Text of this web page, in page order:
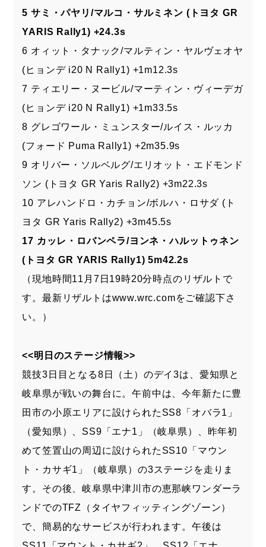
5 サミ・パヤリ/マルコ・サルミネン (トヨタ GR
YARIS Rally1) +24.3s
6 オィット・タナック/マルティン・ヤルヴェオヤ
(ヒョンデ i20 N Rally1) +1m12.3s
7 ティエリー・ヌービル/マーティン・ヴィーデガ
(ヒョンデ i20 N Rally1) +1m33.5s
8 グレゴワール・ミュンスター/ルイス・ルッカ
(フォード Puma Rally1) +2m35.9s
9 オリバー・ソルベルグ/エリオット・エドモンド
ソン (トヨタ GR Yaris Rally2) +3m22.3s
10 アレハンドロ・カチョン/ボルハ・ロサダ (ト
ヨタ GR Yaris Rally2) +3m45.5s
17 カッレ・ロバンペラ/ヨンネ・ハルットゥネン
(トヨタ GR YARIS Rally1) 5m42.2s
（現地時間11月7日19時20分時点のリザルトで
す。最新リザルトはwww.wrc.comをご確認下さ
い。）
<<明日のステージ情報>>
競技3日目となる8日（土）のデイ3は、愛知県と
岐阜県が戦いの舞台に。午前中は、今年新たに豊
田市の小原エリアに設けられたSS8「オバラ1」
（愛知県）、SS9「エナ1」（岐阜県）、昨年初
めて笠置山の周辺に設けられたSS10「マウン
ト・カサギ1」（岐阜県）の3ステージを走りま
す。その後、岐阜県中津川市の恵那峡ワンダーラ
ンドでのTFZ（タイヤフィッティングゾーン）
で、簡易的なサービスが行われます。午後は